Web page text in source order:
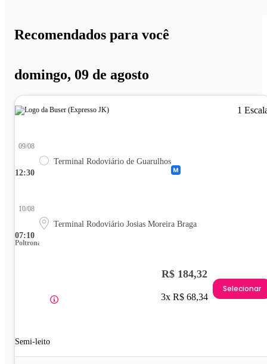
Recomendados para você
domingo, 09 de agosto
1
12:30
09/08
Terminal Rodoviário de Guarulhos
07:10
10/08
Terminal Rodoviário Josias Moreira Braga
Poltrona
Semi-leito
R$ 184,32
3x R$ 68,34
Selecionar